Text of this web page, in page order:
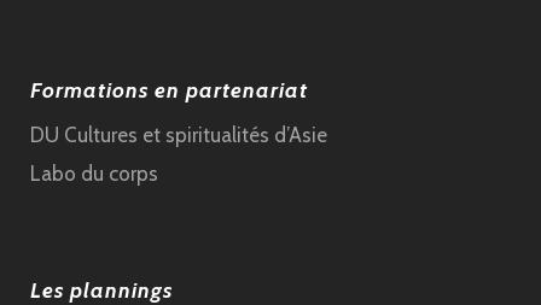
Formations en partenariat
DU Cultures et spiritualités d’Asie
Labo du corps
Les plannings